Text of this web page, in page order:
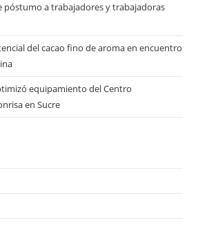
a trabajadores y trabajadoras
del cacao fino de aroma en encuentro
equipamiento del Centro
en Sucre